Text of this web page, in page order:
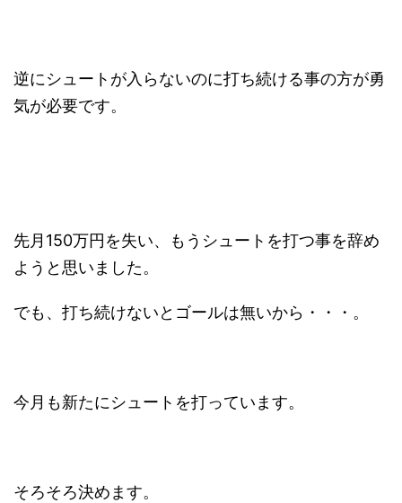
逆にシュートが入らないのに打ち続ける事の方が勇
気が必要です。
先月150万円を失い、もうシュートを打つ事を辞め
ようと思いました。
でも、打ち続けないとゴールは無いから・・・。
今月も新たにシュートを打っています。
そろそろ決めます。